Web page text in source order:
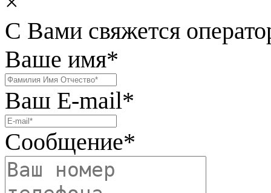
С Вами свяжется
Ваше имя*
Ваш E-mail*
Сообщение*